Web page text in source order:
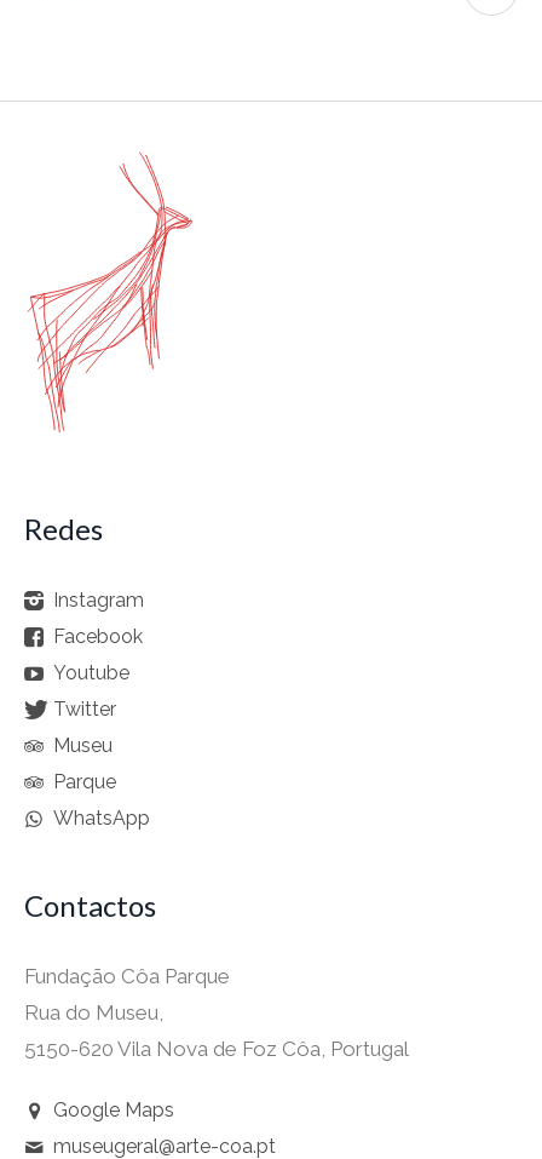
Redes
Instagram
Facebook
Youtube
Twitter
Museu
Parque
WhatsApp
Contactos
Fundação Côa Parque
Rua do Museu,
5150-620 Vila Nova de Foz Côa, Portugal
Google Maps
museugeral@arte-coa.pt